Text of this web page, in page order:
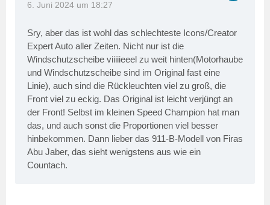
6. Juni 2024 um 18:27
Sry, aber das ist wohl das schlechteste Icons/Creator
Expert Auto aller Zeiten. Nicht nur ist die
Windschutzscheibe viiiiieeel zu weit hinten(Motorhaube
und Windschutzscheibe sind im Original fast eine
Linie), auch sind die Rückleuchten viel zu groß, die
Front viel zu eckig. Das Original ist leicht verjüngt an
der Front! Selbst im kleinen Speed Champion hat man
das, und auch sonst die Proportionen viel besser
hinbekommen. Dann lieber das 911-B-Modell von Firas
Abu Jaber, das sieht wenigstens aus wie ein
Countach.